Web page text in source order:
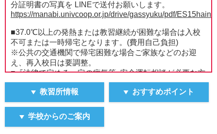
分証明書の写真を LINEで送付お願いします。
https://manabi.univcoop.or.jp/drive/gassyuku/pdf/
■37.0℃以上の発熱または教習継続が困難な場合は入校
不可または一時帰宅となります。(費用自己負担)
※公共の交通機関で帰宅困難な場合ご家族などのお迎
え、再入校日は要調整。
■『法律で定める一定の病気等､安全運転相談が必要な方
の申告要件』(下記URL)をお読みいただき、
該当する場合は必ずお申し出ください。該当項目がある
場合、住民票の住所地管轄の運転免許センターで
安全運転相談を受け、相談を受けた旨を必ずお知らせく
教習所情報 おすすめポイント
学校からのご案内